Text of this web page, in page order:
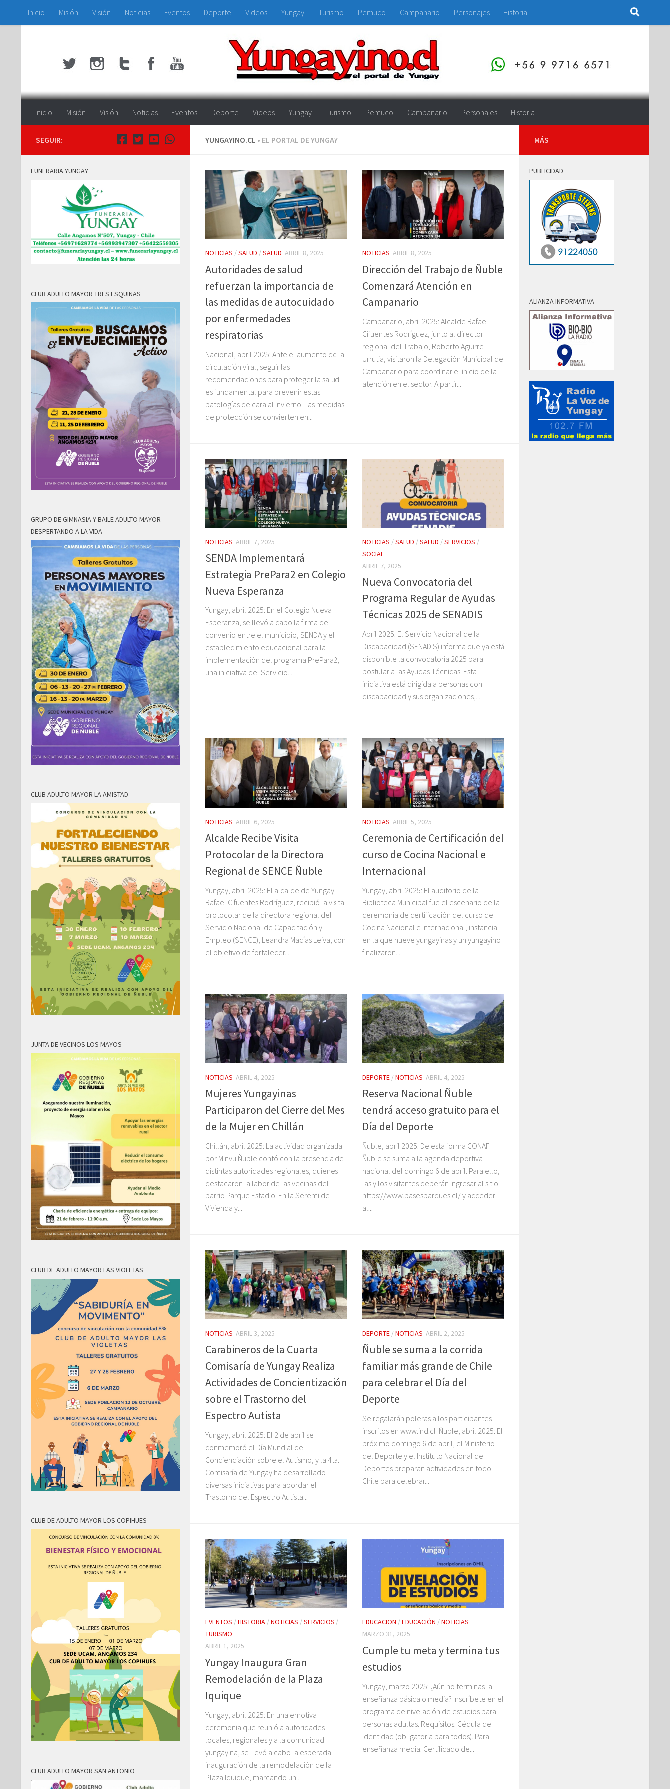
Saltar al contenido
Inicio Misión Visión Noticias Eventos Deporte Videos Yungay Turismo Pemuco Campanario Personajes Historia
Inicio Misión Visión Noticias Eventos Deporte Videos Yungay Turismo Pemuco Campanario Personajes Historia
YUNGAYINO.CL • EL PORTAL DE YUNGAY
NOTICIAS /SALUD /SALUD ABRIL 8, 2025
Autoridades de salud
refuerzan la importancia de
las medidas de autocuidado
por enfermedades
respiratorias
Nacional, abril 2025: Ante el aumento de la
circulación viral, seguir las
recomendaciones para proteger la salud
es fundamental para prevenir estas
patologías de cara al invierno. Las medidas
de protección se convierten en...
NOTICIAS ABRIL 8, 2025
Dirección del Trabajo de Ñuble
Comenzará Atención en
Campanario
Campanario, abril 2025: Alcalde Rafael
Cifuentes Rodríguez, junto al director
regional del Trabajo, Roberto Aguirre
Urrutia, visitaron la Delegación Municipal de
Campanario para coordinar el inicio de la
atención en el sector. A partir...
NOTICIAS ABRIL 7, 2025
SENDA Implementará
Estrategia PrePara2 en Colegio
Nueva Esperanza
Yungay, abril 2025: En el Colegio Nueva
Esperanza, se llevó a cabo la firma del
convenio entre el municipio, SENDA y el
establecimiento educacional para la
implementación del programa PrePara2,
una iniciativa del Servicio...
NOTICIAS /SALUD /SALUD /SERVICIOS /
SOCIAL
ABRIL 7, 2025
Nueva Convocatoria del
Programa Regular de Ayudas
Técnicas 2025 de SENADIS
Abril 2025: El Servicio Nacional de la
Discapacidad (SENADIS) informa que ya está
disponible la convocatoria 2025 para
postular a las Ayudas Técnicas. Esta
iniciativa está dirigida a personas con
discapacidad y sus organizaciones,...
NOTICIAS ABRIL 6, 2025
Alcalde Recibe Visita
Protocolar de la Directora
Regional de SENCE Ñuble
Yungay, abril 2025: El alcalde de Yungay,
Rafael Cifuentes Rodríguez, recibió la visita
protocolar de la directora regional del
Servicio Nacional de Capacitación y
Empleo (SENCE), Leandra Macías Leiva, con
el objetivo de fortalecer...
NOTICIAS ABRIL 5, 2025
Ceremonia de Certificación del
curso de Cocina Nacional e
Internacional
Yungay, abril 2025: El auditorio de la
Biblioteca Municipal fue el escenario de la
ceremonia de certificación del curso de
Cocina Nacional e Internacional, instancia
en la que nueve yungayinas y un yungayino
finalizaron...
NOTICIAS ABRIL 4, 2025
Mujeres Yungayinas
Participaron del Cierre del Mes
de la Mujer en Chillán
Chillán, abril 2025: La actividad organizada
por Minvu Ñuble contó con la presencia de
distintas autoridades regionales, quienes
destacaron la labor de las vecinas del
barrio Parque Estadio. En la Seremi de
Vivienda y...
DEPORTE /NOTICIAS ABRIL 4, 2025
Reserva Nacional Ñuble
tendrá acceso gratuito para el
Día del Deporte
Ñuble, abril 2025: De esta forma CONAF
Ñuble se suma a la agenda deportiva
nacional del domingo 6 de abril. Para ello,
las y los visitantes deberán ingresar al sitio
https://www.pasesparques.cl/ y acceder
al...
NOTICIAS ABRIL 3, 2025
Carabineros de la Cuarta
Comisaría de Yungay Realiza
Actividades de Concientización
sobre el Trastorno del
Espectro Autista
Yungay, abril 2025: El 2 de abril se
conmemoró el Día Mundial de
Concienciación sobre el Autismo, y la 4ta.
Comisaría de Yungay ha desarrollado
diversas iniciativas para abordar el
Trastorno del Espectro Autista...
DEPORTE /NOTICIAS ABRIL 2, 2025
Ñuble se suma a la corrida
familiar más grande de Chile
para celebrar el Día del
Deporte
Se regalarán poleras a los participantes
inscritos en www.ind.cl Ñuble, abril 2025: El
próximo domingo 6 de abril, el Ministerio
del Deporte y el Instituto Nacional de
Deportes preparan actividades en todo
Chile para celebrar...
EVENTOS /HISTORIA /NOTICIAS /SERVICIOS /
TURISMO
ABRIL 1, 2025
Yungay Inaugura Gran
Remodelación de la Plaza
Iquique
Yungay, abril 2025: En una emotiva
ceremonia que reunió a autoridades
locales, regionales y a la comunidad
yungayina, se llevó a cabo la esperada
inauguración de la remodelación de la
Plaza Iquique, marcando un...
EDUCACION /EDUCACIÓN /NOTICIAS
MARZO 31, 2025
Cumple tu meta y termina tus
estudios
Yungay, marzo 2025: ¿Aún no terminas la
enseñanza básica o media? Inscríbete en el
programa de nivelación de estudios para
personas adultas. Requisitos: Cédula de
identidad (obligatoria para todos). Para
enseñanza media: Certificado de...
SEGUIR:
FUNERARIA YUNGAY
CLUB ADULTO MAYOR TRES ESQUINAS
GRUPO DE GIMNASIA Y BAILE ADULTO MAYOR
DESPERTANDO A LA VIDA
CLUB ADULTO MAYOR LA AMISTAD
JUNTA DE VECINOS LOS MAYOS
CLUB DE ADULTO MAYOR LAS VIOLETAS
CLUB DE ADULTO MAYOR LOS COPIHUES
CLUB ADULTO MAYOR SAN ANTONIO
MÁS
PUBLICIDAD
ALIANZA INFORMATIVA